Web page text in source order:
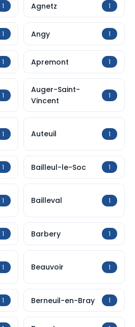
1 Agnetz 1
1 Angy 1
1 Apremont 1
1
Auger-Saint-
Vincent
1
1 Auteuil 1
1 Bailleul-le-Soc 1
1 Bailleval 1
1 Barbery 1
1 Beauvoir 1
1 Berneuil-en-Bray 1